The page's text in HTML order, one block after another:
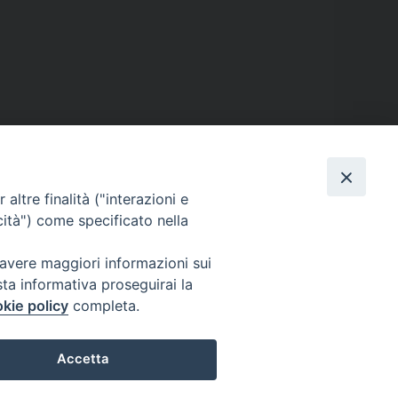
altre finalità ("interazioni e
come specificato nella
maggiori informazioni sui
informativa proseguirai la
policy completa.
Accetta